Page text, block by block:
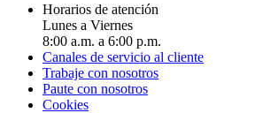
Horarios de atención
Lunes a Viernes
8:00 a.m. a 6:00 p.m.
Canales de servicio al cliente
Trabaje con nosotros
Paute con nosotros
Cookies